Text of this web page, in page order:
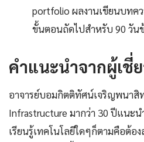
portfolio ผลงานเขียนบทค
ขั้นตอนถัดไปสำหรับ 90 วัน
คำแนะนำจากผู้เชี่
อาจารย์บอมกิตติทัศน์เจริญพนาสิ
Infrastructure มากว่า 30 ปีแนะ
เรียนรู้เทคโนโลยีใดๆก็ตามคือต้อ